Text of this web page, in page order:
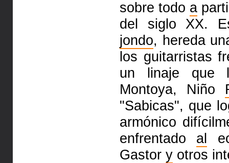
sobre todo a
del siglo XX.
jondo, hereda
los guitarristas
un linaje que
Montoya, Niño
"Sabicas", que
armónico
enfrentado al
Gastor y otros